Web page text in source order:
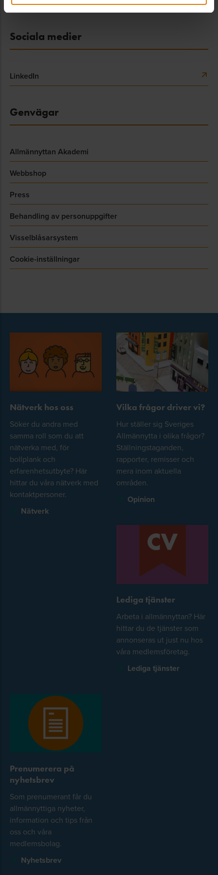
info@sverigesallmannytta.se
Sociala medier
LinkedIn
Genvägar
Allmännyttan Akademi
Webbshop
Press
Behandling av personuppgifter
Visselblåsarsystem
Cookie-inställningar
Nätverk hos oss
Söker du andra med
samma roll som du att
nätverka med, för
bollplank och
erfarenhetsutbyte? Här
hittar du våra nätverk med
kontaktpersoner.
Nätverk
Vilka frågor driver vi?
Hur ställer sig Sveriges
Allmännytta i olika frågor?
Ställningstaganden,
rapporter, remisser och
mera inom aktuella
områden.
Opinion
Lediga tjänster
Arbeta i allmännyttan? Här
hittar du de tjänster som
annonseras ut just nu hos
våra medlemsföretag.
Lediga tjänster
Prenumerera på
nyhetsbrev
Som prenumerant får du
allmännyttiga nyheter,
information och tips från
oss och våra
medlemsbolag.
Nyhetsbrev